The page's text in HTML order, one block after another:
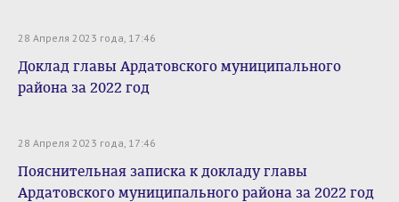
28 Апреля 2023 года, 17:46
Доклад главы Ардатовского муниципального
района за 2022 год
28 Апреля 2023 года, 17:46
Пояснительная записка к докладу главы
Ардатовского муниципального района за 2022 год